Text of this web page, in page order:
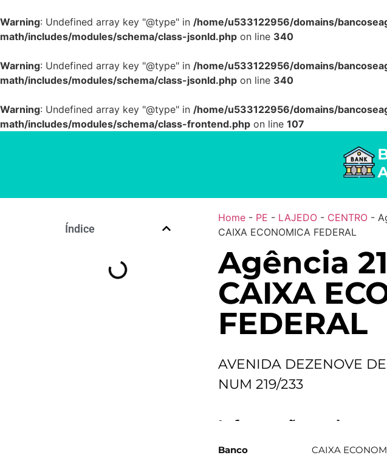
Warning: Undefined array key "@type" in /home/u533122956/domains/
math/includes/modules/schema/class-jsonld.php on line 340
Warning: Undefined array key "@type" in /home/u533122956/domains/
math/includes/modules/schema/class-jsonld.php on line 340
Warning: Undefined array key "@type" in /home/u533122956/domains/
math/includes/modules/schema/class-frontend.php on line 107
Índice
Home- PE - LAJEDO- CENTRO-
CAIXA ECONOMICA FEDERAL
Agência
CAIXA
FEDERAL
AVENIDA DEZENOVE
NUM 219/233
Informações sobre a
Banco
CAIXA